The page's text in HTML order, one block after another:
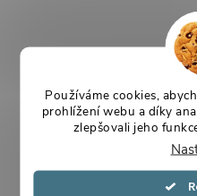
Používáme cookies,
prohlížení webu a díky
zlepšovali jeho